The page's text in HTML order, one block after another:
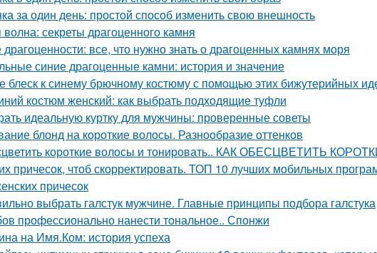
за один день: простой способ изменить свою внешность
секреты драгоценного камня
все, что нужно знать о драгоценных камнях моря
синие драгоценные камни: история и значение
блеск к синему брючному костюму с помощью этих бижутерийных
костюм женский: как выбрать подходящие туфли
идеальную куртку для мужчины: проверенные советы
блонд на короткие волосы. Разнообразие оттенков
короткие волосы и тонировать.. КАК ОБЕСЦВЕТИТЬ
причесок, чтоб скорректировать. ТОП 10 лучших мобильных
причесок
выбрать галстук мужчине. Главные принципы подбора галстука
профессионально нанести тональное.. Спонжи
на Имя.Ком: история успеха